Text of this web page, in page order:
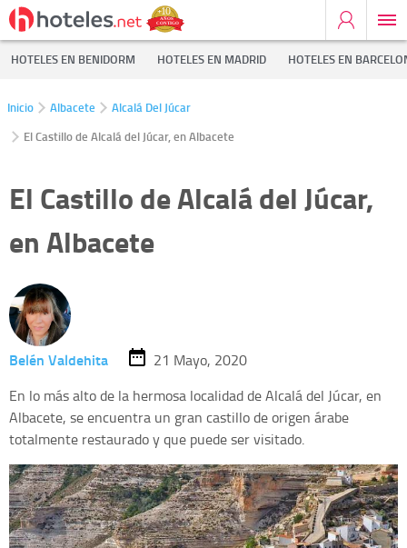
HOTELES EN BENIDORM HOTELES EN MADRID HOTELES EN
Inicio Albacete
Alcalá Del Júcar
El Castillo de Alcalá del Júcar, en Albacete
El Castillo de Alcalá del Júcar,
en Albacete
Belén Valdehita
21 Mayo, 2020
En lo más alto de la hermosa localidad de Alcalá del Júcar, en
Albacete, se encuentra un gran castillo de origen árabe
totalmente restaurado y que puede ser visitado.